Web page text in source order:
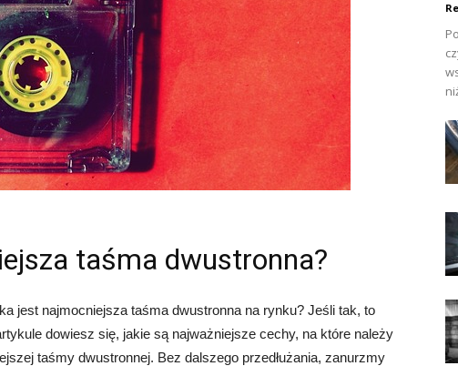
taśma dwustronna?
jest najmocniejsza taśma dwustronna na rynku? Jeśli tak, to
dowiesz się, jakie są najważniejsze cechy, na które należy
taśmy dwustronnej. Bez dalszego przedłużania, zanurzmy